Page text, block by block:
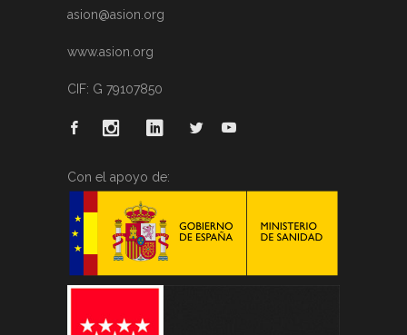
asion@asion.org
www.asion.org
CIF: G 79107850
Con el apoyo de: